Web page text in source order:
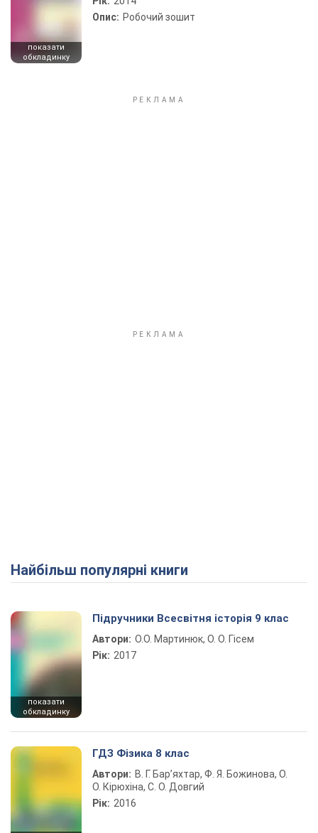
показати
обкладинку
Опис: Робочий зошит
Найбільш популярні книги
показати
обкладинку
Підручники Всесвітня історія 9 клас
Автори: О.О. Мартинюк, О. О. Гісем
Рік: 2017
ГДЗ Фізика 8 клас
Автори: В. Г. Бар’яхтар, Ф. Я. Божинова, О.
О. Кірюхіна, С. О. Довгий
Рік: 2016